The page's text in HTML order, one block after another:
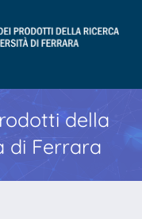
della
di Ferrara